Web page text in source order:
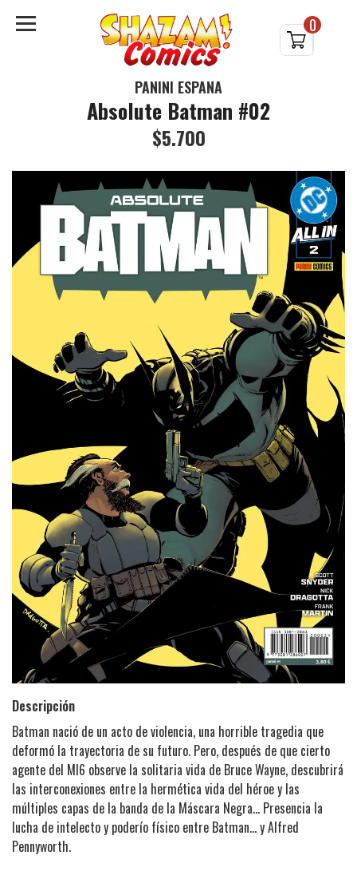
0
PANINI ESPAÑA
Absolute Batman #02
$5.700
Descripción
Batman nació de un acto de violencia, una horrible tragedia que
deformó la trayectoria de su futuro. Pero, después de que cierto
agente del MI6 observe la solitaria vida de Bruce Wayne, descubrirá
las interconexiones entre la hermética vida del héroe y las
múltiples capas de la banda de la Máscara Negra... Presencia la
lucha de intelecto y poderío físico entre Batman... y Alfred
Pennyworth.